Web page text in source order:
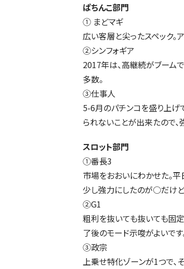
ぱちんこ部門
① まどマギ
広い客層と尖ったスペック。
②シンフォギア
2017年は、高継続がブーム
多数。
③仕事人
5-6月のパチンコを盛り上げ
られないことが出来たので、
スロット部門
①番長3
市場をおおいにわかせた。平
少し強力にしたのが○だけど
②G1
粗利を抜いても抜いても固定
了後のモード示唆がよいです
③政宗
上乗せ特化ゾーンが1つで、